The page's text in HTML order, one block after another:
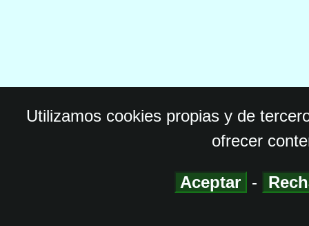
Utilizamos cookies propias y de
ofrecer
Aceptar -